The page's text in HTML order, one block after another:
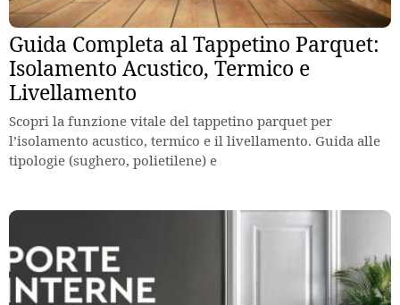
Guida Completa al Tappetino Parquet:
Isolamento Acustico, Termico e
Livellamento
Scopri la funzione vitale del tappetino parquet per
l’isolamento acustico, termico e il livellamento. Guida alle
tipologie (sughero, polietilene) e